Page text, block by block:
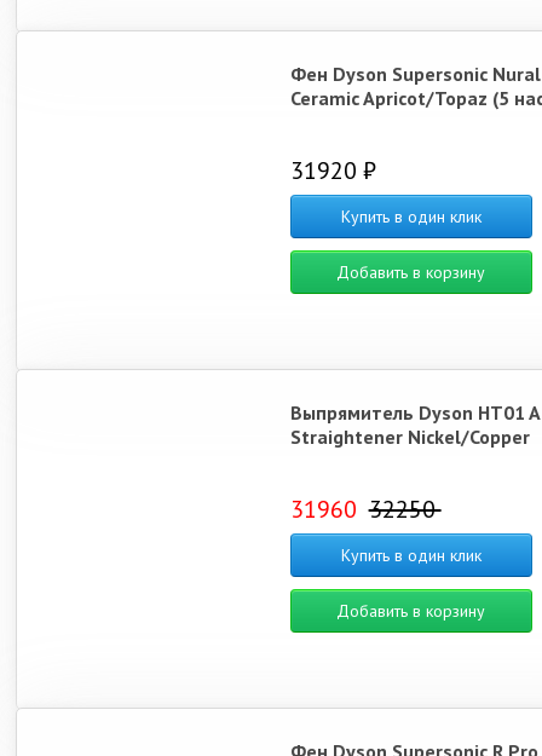
Фен Dyson Supersonic
Ceramic Apricot/Topaz (5
31920 ₽
Купить в один клик
Добавить в корзину
Выпрямитель Dyson HT01
Straightener Nickel/Copper
31960 32250
Купить в один клик
Добавить в корзину
Фен Dyson Supersonic R Pro